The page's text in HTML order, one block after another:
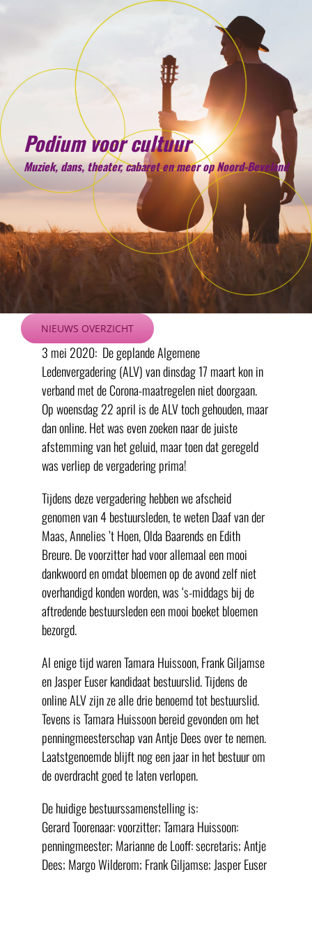
Podium voor cultuur
Muziek, dans, theater, cabaret en meer op Noord-Beveland
NIEUWS OVERZICHT
3 mei 2020: De geplande Algemene
Ledenvergadering (ALV) van dinsdag 17 maart kon in
verband met de Corona-maatregelen niet doorgaan.
Op woensdag 22 april is de ALV toch gehouden, maar
dan online. Het was even zoeken naar de juiste
afstemming van het geluid, maar toen dat geregeld
was verliep de vergadering prima!
Tijdens deze vergadering hebben we afscheid
genomen van 4 bestuursleden, te weten Daaf van der
Maas, Annelies ’t Hoen, Olda Baarends en Edith
Breure. De voorzitter had voor allemaal een mooi
dankwoord en omdat bloemen op de avond zelf niet
overhandigd konden worden, was ‘s-middags bij de
aftredende bestuursleden een mooi boeket bloemen
bezorgd.
Al enige tijd waren Tamara Huissoon, Frank Giljamse
en Jasper Euser kandidaat bestuurslid. Tijdens de
online ALV zijn ze alle drie benoemd tot bestuurslid.
Tevens is Tamara Huissoon bereid gevonden om het
penningmeesterschap van Antje Dees over te nemen.
Laatstgenoemde blijft nog een jaar in het bestuur om
de overdracht goed te laten verlopen.
De huidige bestuurssamenstelling is:
Gerard Toorenaar: voorzitter; Tamara Huissoon:
penningmeester; Marianne de Looff: secretaris; Antje
Dees; Margo Wilderom; Frank Giljamse; Jasper Euser